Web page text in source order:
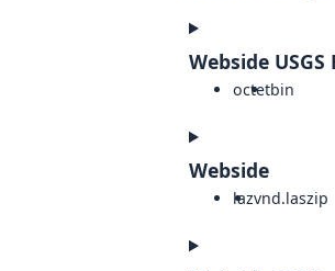
Webside USGS
octetbin
Webside
lazvnd.laszip